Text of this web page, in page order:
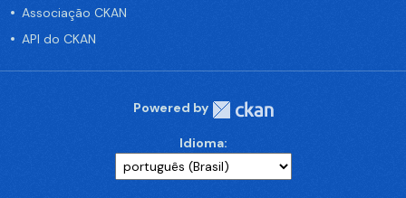
Associação CKAN
API do CKAN
Powered by
Idioma